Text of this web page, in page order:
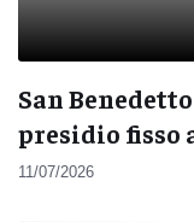
San
presidio fisso
11/07/2026